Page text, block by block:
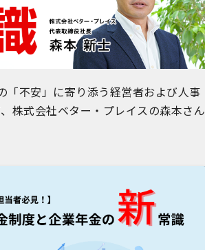
「不安」に寄り添う経営者および人事
株式会社ベター・プレイスの森本さん